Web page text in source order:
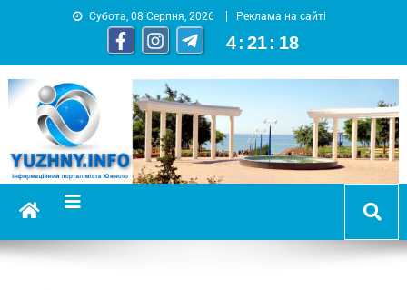
Субота, 08 Серпня, 2026 Реклама на сайті
4 : 21 : 18
YUZHNY.INFO
информационный портал города Южный